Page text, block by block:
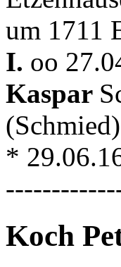
um 1711
I. oo
Kaspar
*
Koch